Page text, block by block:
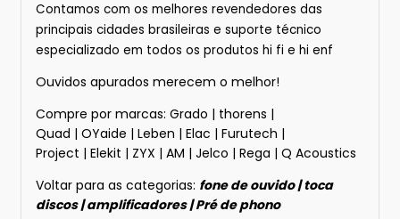
Contamos com os melhores revendedores das
principais cidades brasileiras e suporte técnico
especializado em todos os produtos hi fi e hi enf
Ouvidos apurados merecem o melhor!
Compre por marcas: Grado | thorens |
Quad | OYaide | Leben | Elac | Furutech |
Project | Elekit | ZYX | AM | Jelco | Rega | Q Acoustics
Voltar para as categorias: fone de ouvido|toca
discos|amplificadores|Pré de phono